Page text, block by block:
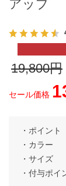
アップ
19,800円
セール価格
ポイント
カラー
サイズ
付与ポイ